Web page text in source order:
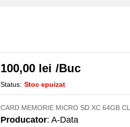
100,00 lei /Buc
Status: Stoc epuizat
CARD MEMORIE MICRO SD XC 64GB
Producator: A-Data